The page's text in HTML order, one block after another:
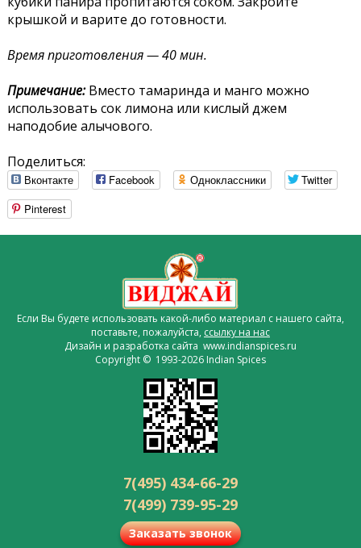
крышкой и варите до готовности.
Время приготовления — 40 мин.
Примечание:Вместо тамаринда и манго можно
использовать сок лимона или кислый джем
наподобие алычового.
Поделиться:
Вконтакте Facebook Одноклассники
Twitter
Pinterest
Если Вы будете использовать какой-либо материал с нашего сайта,
поставьте, пожалуйста, ссылку на нас
Дизайн и разработка сайта www.indianspices.ru
Copyright © 1993-2026 Indian Spices
7(495) 434-66-29
7(499) 739-95-29
Заказать звонок